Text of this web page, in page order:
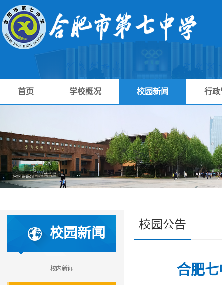
首页 学校概况 校园新闻 行政
校园新闻
校内新闻
校园公告
合肥七